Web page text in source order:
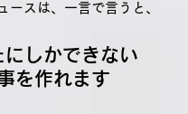
ースは、一言で言うと、
にしかできない
を作れます